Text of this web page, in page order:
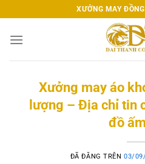
đến
nội
XƯỞNG MAY
Xưởng may áo
lượng – Địa chỉ tin
đồ
ĐÃ ĐĂNG TRÊN03/